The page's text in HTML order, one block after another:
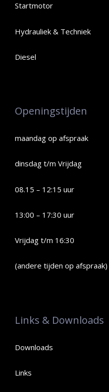
Startmotor
Hydrauliek & Techniek
Diesel
Openingstijden
maandag op afspraak
dinsdag t/m Vrijdag
08.15 – 12:15 uur
13:00 – 17:30 uur
Vrijdag t/m 16:30
(andere tijden op afspraak)
Links & Downloads
Downloads
Links